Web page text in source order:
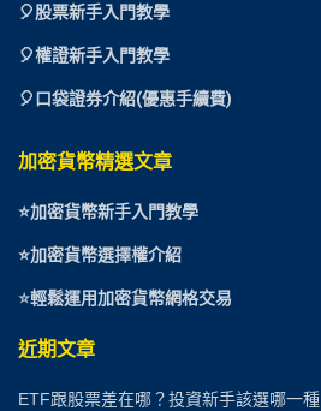
🎈股票新手入門教學
🎈權證新手入門教學
🎈口袋證券介紹(優惠手續費)
加密貨幣精選文章
⭐加密貨幣新手入門教學
⭐加密貨幣選擇權介紹
⭐輕鬆運用加密貨幣網格交易
近期文章
ETF跟股票差在哪？投資新手該選哪一種